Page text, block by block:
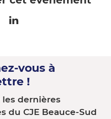
vous à
!
les dernières
du CJE Beauce-Sud